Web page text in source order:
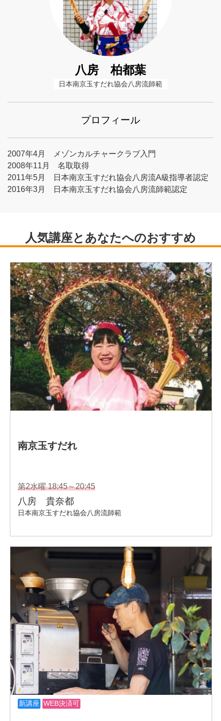
八房 柏都葉
日本南京玉すだれ協会八房流師範
プロフィール
2007年4月 メゾンカルチャークラブ入門
2008年11月 名取取得
2011年5月 日本南京玉すだれ協会八房流A級指導者認定
2016年3月 日本南京玉すだれ協会八房流師範認定